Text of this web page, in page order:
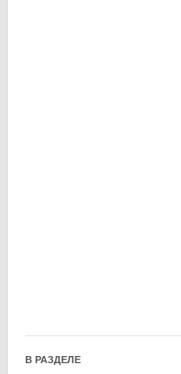
В РАЗДЕЛЕ